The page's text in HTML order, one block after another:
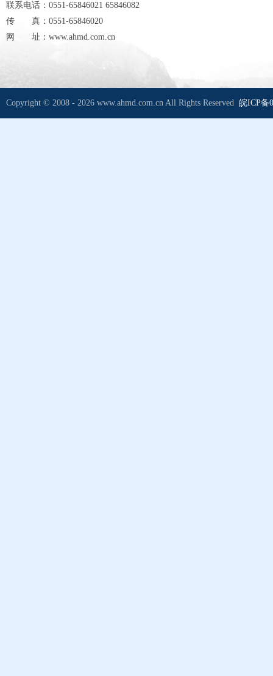
联系电话：0551-65846021 65846082
传 真：0551-65846020
网 址：www.ahmd.com.cn
Copyright © 2008 - 2026 www.ahmd.com.cn All Rights Reserved 皖ICP备